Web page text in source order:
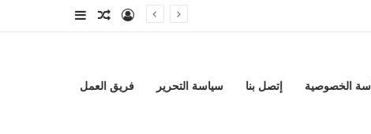
تسجيل الدخول
مقال عشوائي
إضافة عمود
الخصوصية إتصل بنا سياسة التحرير فريق العمل